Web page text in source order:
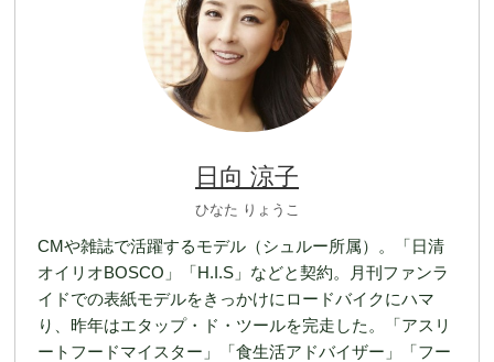
日向 涼子
ひなた りょうこ
CMや雑誌で活躍するモデル（シュルー所属）。「日清
オイリオBOSCO」「H.I.S」などと契約。月刊ファンラ
イドでの表紙モデルをきっかけにロードバイクにハマ
り、昨年はエタップ・ド・ツールを完走した。「アスリ
ートフードマイスター」「食生活アドバイザー」「フー